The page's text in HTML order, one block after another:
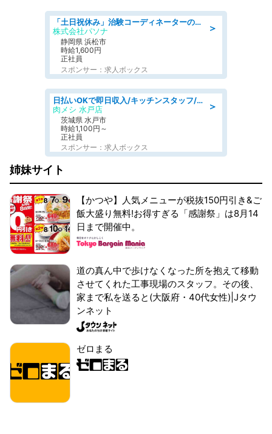
＞
「土日祝休み」治験コーディネーターのお仕事/未経験OK
株式会社パソナ
静岡県 浜松市
時給1,600円
正社員
スポンサー：求人ボックス
＞
日払いOKで即日収入/キッチンスタッフ/「原付免許必須」デリバリー業務など、自己成長可能な幅広い仕事に挑戦!髪型自由&ピアス・ネイルOK/茨城県/水戸市
肉メシ 水戸店
茨城県 水戸市
時給1,100円～
正社員
スポンサー：求人ボックス
姉妹サイト
【かつや】人気メニューが税抜150円引き&ご
飯大盛り無料!お得すぎる「感謝祭」は8月14
日まで開催中。
道の真ん中で歩けなくなった所を抱えて移動
させてくれた工事現場のスタッフ。その後、
家まで私を送ると(大阪府・40代女性)|Jタウ
ンネット
ゼロまる